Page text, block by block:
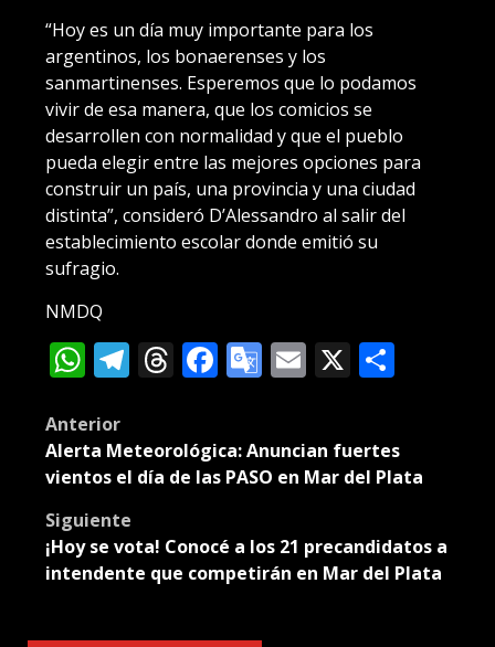
“Hoy es un día muy importante para los
argentinos, los bonaerenses y los
sanmartinenses. Esperemos que lo podamos
vivir de esa manera, que los comicios se
desarrollen con normalidad y que el pueblo
pueda elegir entre las mejores opciones para
construir un país, una provincia y una ciudad
distinta”, consideró D’Alessandro al salir del
establecimiento escolar donde emitió su
sufragio.
NMDQ
WhatsApp
Telegram
Threads
Facebook
Google
Translate
Email
X
Post
navigation
Anterior
Alerta Meteorológica: Anuncian fuertes
vientos el día de las PASO en Mar del Plata
Siguiente
¡Hoy se vota! Conocé a los 21 precandidatos a
intendente que competirán en Mar del Plata